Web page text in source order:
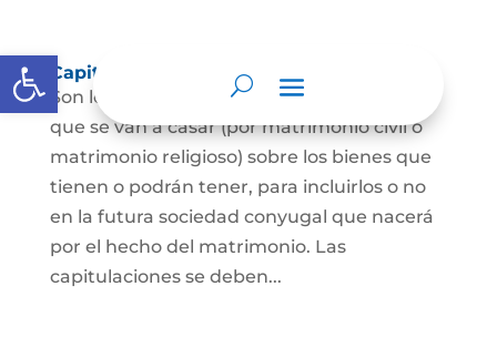
Abrir barra de herramientas
Capitulaciones Matrimoniales
Son los acuerdos que hacen las personas
que se van a casar (por matrimonio civil o
matrimonio religioso) sobre los bienes que
tienen o podrán tener, para incluirlos o no
en la futura sociedad conyugal que nacerá
por el hecho del matrimonio. Las
capitulaciones se deben...